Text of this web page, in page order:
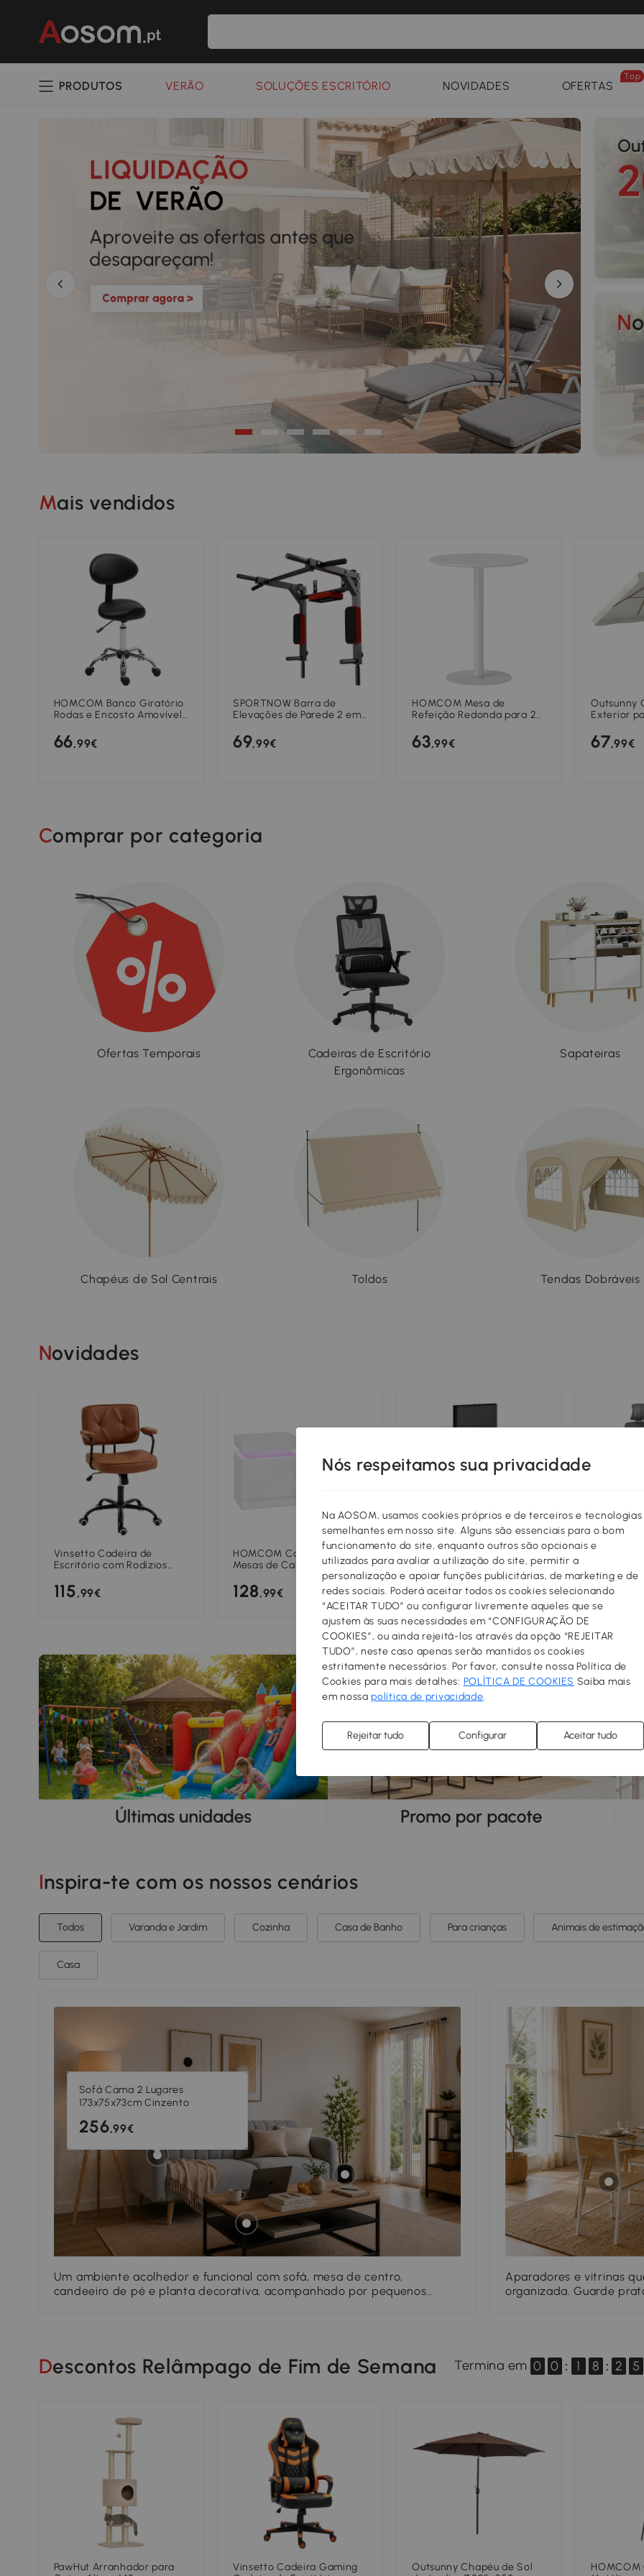
PRODUTOS VERÃO SOLUÇÕES ESCRITÓRIO NOVIDADES OFERTAS
Top
Mais vendidos
HOMCOM Banco Giratório
Rodas e Encosto Amovível
Altura Regulável 83-98 cm
Assento Estofado em
66,99€
SPORTNOW Barra de
Elevações de Parede 2 em 1
Multifuncional para Treino
em Casa, Suporta 200 kg,
69,99€
HOMCOM Mesa de
Refeição Redonda para 2
de Aço para Interior e
Exterior Ø60x72 cm
63,99€
Outsunny
Exterior
Ângulo
de
67,99€
Comprar por categoria
Ofertas Temporais
Cadeiras de Escritório
Ergonômicas
Sapateiras
Chapéus de Sol Centrais Toldos Tendas Dobráveis
Novidades
Vinsetto Cadeira de
Escritório com Rodízios
Escritório ajustável em
altura com função de
115,99€
HOMCOM Conjunto 2
Mesas de Cabeceira LED a
16 Cores e 4 Modos com 2
Gavetas em Madeira
45x35x52 cm Branco
128,99€
HOMCOM Carro de
Ferramentas 3 em 1 com
Rodas, 5 Gavetas, Armário
Inferior, Painéis Perfurados
e Fecho, Preto e Vermelho
144,99€
Escritório
Apoios de
de
Malha
196
Inspira-te com os nossos cenários
Todos Varanda e Jardim Cozinha Casa de Banho Para crianças Animais de
Casa
Sofá Cama 2 Lugares
173x75x73cm Cinzento
256,99€
Um ambiente acolhedor e funcional com sofá, mesa de centro,
candeeiro de pé e planta decorativa, acompanhado por pequenos
Aparadores e vitrinas
organizada. Guarde
Descontos Relâmpago de Fim de Semana Termina em 0 0 : 1 8 : 2 4
PawHut Arranhador para
Vinsetto Cadeira Gaming
Outsunny Chapéu de Sol
HOMCOM
Nós respeitamos sua privacidade
Na AOSOM, usamos cookies próprios e de terceiros e tecnologias
semelhantes em nosso site. Alguns são essenciais para o bom
funcionamento do site, enquanto outros são opcionais e
utilizados para avaliar a utilização do site, permitir a
personalização e apoiar funções publicitárias, de marketing e de
redes sociais. Poderá aceitar todos os cookies selecionando
“ACEITAR TUDO” ou configurar livremente aqueles que se
ajustem às suas necessidades em “CONFIGURAÇÃO DE
COOKIES”, ou ainda rejeitá-los através da opção “REJEITAR
TUDO”, neste caso apenas serão mantidos os cookies
estritamente necessários. Por favor, consulte nossa Política de
Cookies para mais detalhes: POLÍTICA DE COOKIES Saiba mais
em nossapolítica de privacidade.
Rejeitar tudo Configurar Aceitar tudo